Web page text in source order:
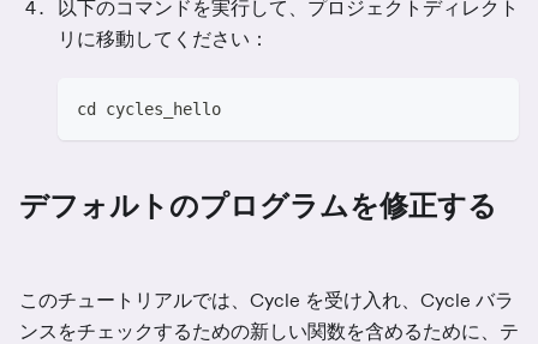
以下のコマンドを実行して、プロジェクトディレクト
リに移動してください：
cd cycles_hello
デフォルトのプログラムを修正する
このチュートリアルでは、Cycle を受け入れ、Cycle バラ
ンスをチェックするための新しい関数を含めるために、テ